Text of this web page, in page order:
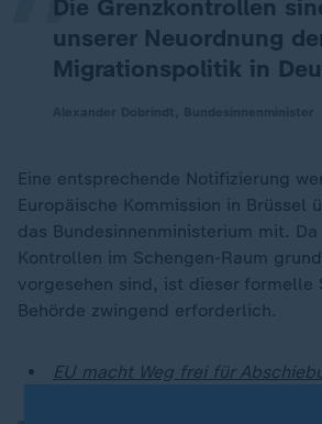
Die Grenzkontrollen
unserer Neuordnung
Migrationspolitik in
Eine entsprechende Notifizierung
Europäische Kommission in
das Bundesinnenministerium mit.
Kontrollen im Schengen-Raum
vorgesehen sind, ist dieser formelle
Behörde zwingend erforderlich.
EU macht Weg frei für